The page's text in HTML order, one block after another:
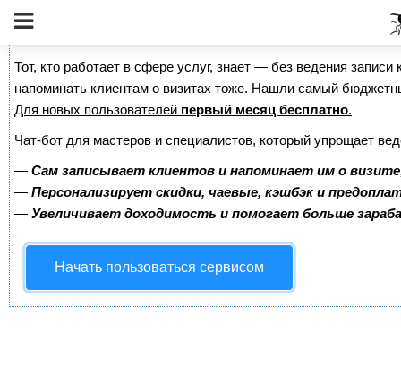
Сервис онлайн-записи на собственном Telegram-
Тот, кто работает в сфере услуг, знает — без ведения
напоминать клиентам о визитах тоже. Нашли самый
Для новых пользователей первый месяц бесплатно.
Чат-бот для мастеров и специалистов, который упрощает
— Сам записывает клиентов и напоминает им о
— Персонализирует скидки, чаевые, кэшбэк и
— Увеличивает доходимость и помогает больше
Начать пользоваться сервисом